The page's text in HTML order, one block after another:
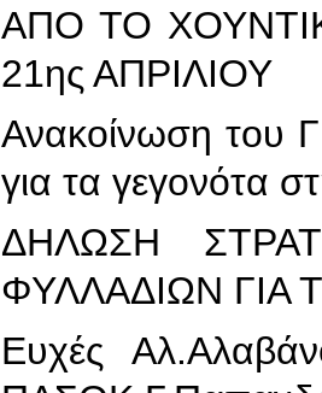
ΑΠΟ ΤΟ
21ης ΑΠΡΙΛΙΟΥ
Ανακοίνωση του
για τα γεγονότα
ΔΗΛΩΣΗ
ΦΥΛΛΑΔΙΩΝ ΓΙΑ
Ευχές